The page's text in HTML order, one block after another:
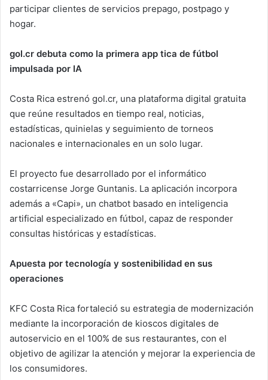
participar clientes de servicios prepago, postpago y
hogar.
gol.cr debuta como la primera app tica de fútbol
impulsada por IA
Costa Rica estrenó gol.cr, una plataforma digital gratuita
que reúne resultados en tiempo real, noticias,
estadísticas, quinielas y seguimiento de torneos
nacionales e internacionales en un solo lugar.
El proyecto fue desarrollado por el informático
costarricense Jorge Guntanis. La aplicación incorpora
además a «Capi», un chatbot basado en inteligencia
artificial especializado en fútbol, capaz de responder
consultas históricas y estadísticas.
Apuesta por tecnología y sostenibilidad en sus
operaciones
KFC Costa Rica fortaleció su estrategia de modernización
mediante la incorporación de kioscos digitales de
autoservicio en el 100% de sus restaurantes, con el
objetivo de agilizar la atención y mejorar la experiencia de
los consumidores.